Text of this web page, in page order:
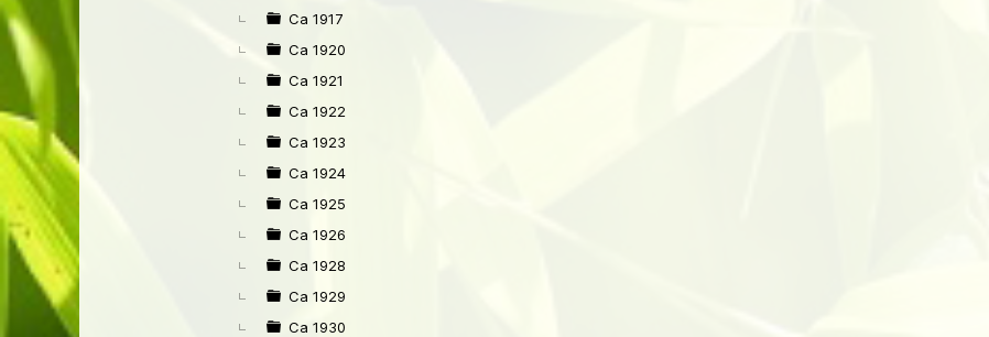
Ca 1917
Ca 1920
Ca 1921
Ca 1922
Ca 1923
Ca 1924
Ca 1925
Ca 1926
Ca 1928
Ca 1929
Ca 1930